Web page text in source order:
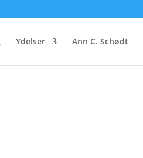
Ydelser Ann C. Schødt